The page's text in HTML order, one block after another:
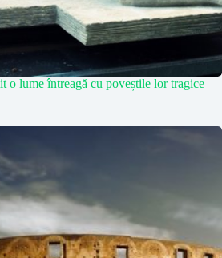
o lume întreagă cu poveștile lor tragice